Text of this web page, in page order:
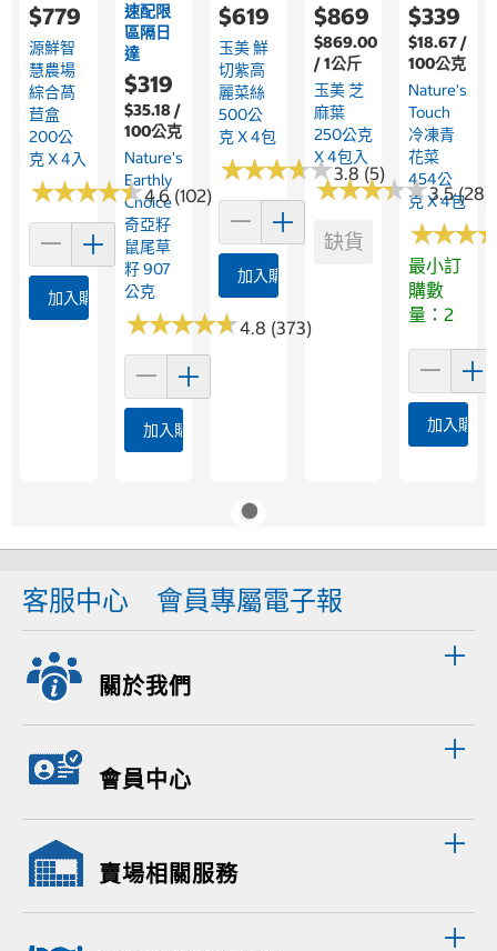
$779
源鮮智
慧農場
綜合萵
苣盒
200公
克 X 4入
★★★★★
★★★★★4.6 (102)
加入購物車
速配限
區隔日
達
$319
$35.18 /
100公克
Nature's
Earthly
Choice
奇亞籽
鼠尾草
籽 907
公克
★★★★★
★★★★★4.8 (373)
加入購物車
$619
玉美 鮮
切紫高
麗菜絲
500公
克 X 4包
★★★★★
★★★★★3.8 (5)
加入購物車
$869
$869.00
/ 1公斤
玉美 芝
麻葉
250公克
X 4包入
★★★★★
★★★★★3.5 (28)
缺貨
$339
$18.67 /
100公克
Nature's
Touch
冷凍青
花菜
454公
克 X 4包
★★★
★★★
最小訂
購數
量：2
加入購物
客服中心 會員專屬電子報
關於我們
會員中心
賣場相關服務